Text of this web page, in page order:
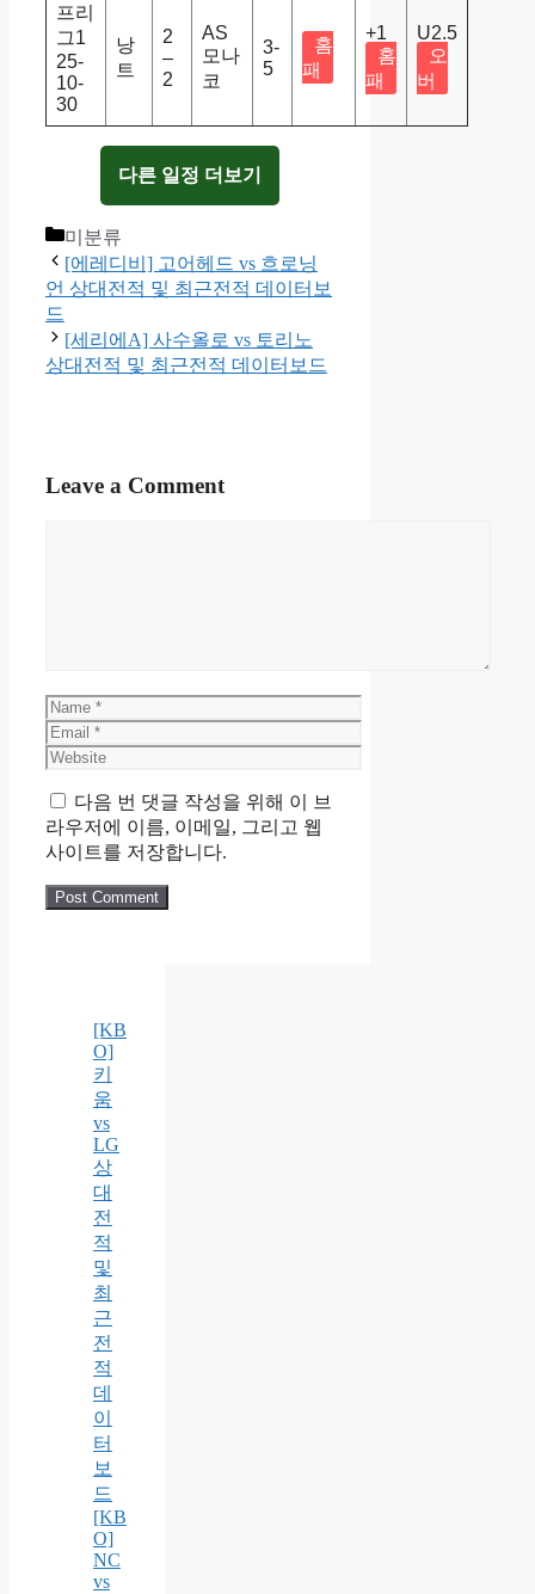
프리
그1
25-
10-
30
낭
트
2
–
2
AS
모나
코
3-
5
홈
패
+1
홈
패
U2.5
오
버
다른 일정 더보기
Categories
미분류
[에레디비] 고어헤드 vs 흐로닝
언 상대전적 및 최근전적 데이터보
드
[세리에A] 사수올로 vs 토리노
상대전적 및 최근전적 데이터보드
Leave a Comment
Name
Email
Website
다음 번 댓글 작성을 위해 이 브
라우저에 이름, 이메일, 그리고 웹
사이트를 저장합니다.
[KB
O]
키
움
vs
LG
상
대
전
적
및
최
근
전
적
데
이
터
보
드
[KB
O]
NC
vs